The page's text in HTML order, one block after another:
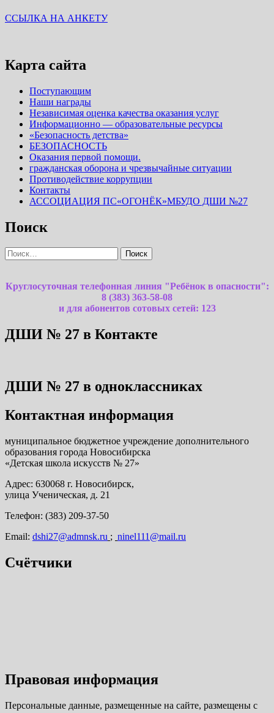
ССЫЛКА НА АНКЕТУ
Карта сайта
Поступающим
Наши награды
Независимая оценка качества оказания услуг
Информационно — образовательные ресурсы
«Безопасность детства»
БЕЗОПАСНОСТЬ
Оказания первой помощи.
гражданская оборона и чрезвычайные ситуации
Противодействие коррупции
Контакты
АССОЦИАЦИЯ ПС«ОГОНЁК»МБУДО ДШИ №27
Поиск
Найти:
Круглосуточная телефонная линия "Ребёнок в опасности":
8 (383) 363-58-08
и для абонентов сотовых сетей: 123
ДШИ № 27 в Контакте
ДШИ № 27 в одноклассниках
Контактная информация
муниципальное бюджетное учреждение дополнительного
образования города Новосибирска
«Детская школа искусств № 27»
Адрес: 630068 г. Новосибирск,
улица Ученическая, д. 21
Телефон: (383) 209-37-50
Email: dshi27@admnsk.ru ; ninel111@mail.ru
Счётчики
Правовая информация
Персональные данные, размещенные на сайте, размещены с